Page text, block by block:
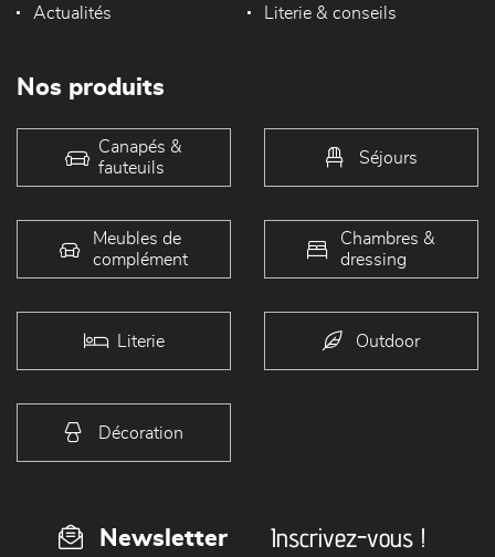
Actualités Literie & conseils
Nos produits
Canapés &
fauteuils
Séjours
Meubles de
complément
Chambres &
dressing
Literie Outdoor
Décoration
Newsletter Inscrivez-vous !